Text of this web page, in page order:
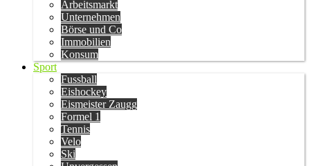
Arbeitsmarkt
Unternehmen
Börse und Co
Immobilien
Konsum
Sport
Fussball
Eishockey
Eismeister Zaugg
Formel 1
Tennis
Velo
Ski